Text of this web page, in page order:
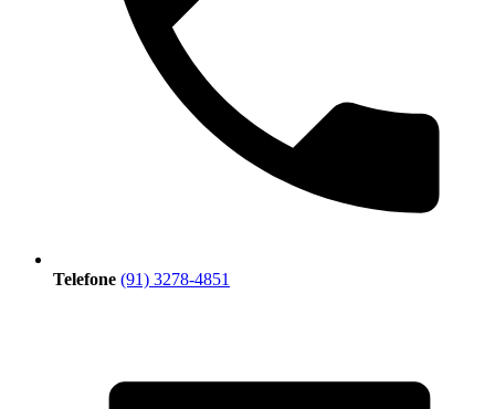
Telefone (91) 3278-4851